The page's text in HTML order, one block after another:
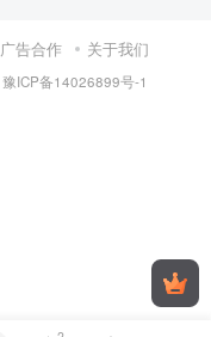
广告合作 关于我们
豫ICP备14026899号-1